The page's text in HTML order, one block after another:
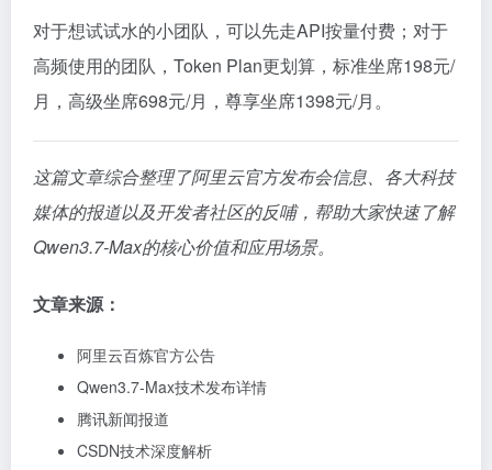
对于想试试水的小团队，可以先走API按量付费；对于
高频使用的团队，Token Plan更划算，标准坐席198元/
月，高级坐席698元/月，尊享坐席1398元/月。
这篇文章综合整理了阿里云官方发布会信息、各大科技
媒体的报道以及开发者社区的反哺，帮助大家快速了解
Qwen3.7-Max的核心价值和应用场景。
文章来源：
阿里云百炼官方公告
Qwen3.7-Max技术发布详情
腾讯新闻报道
CSDN技术深度解析